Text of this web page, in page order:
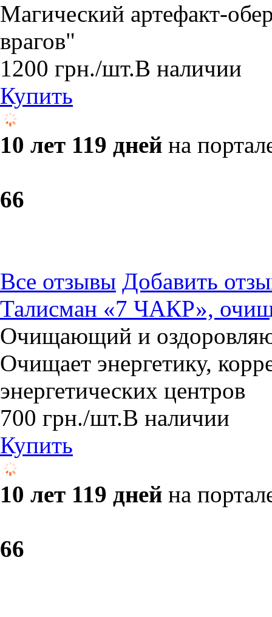
Магический артефакт-
врагов"
1200 грн./шт.В наличии
Купить
10 лет 119 дней на
66
Все отзывы Добавить
Талисман «7 ЧАКР»,
Очищающий и
Очищает энергетику,
энергетических центров
700 грн./шт.В наличии
Купить
10 лет 119 дней на
66